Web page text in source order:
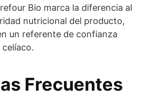
Bio marca la diferencia al
nutricional del producto,
un referente de confianza
Frecuentes